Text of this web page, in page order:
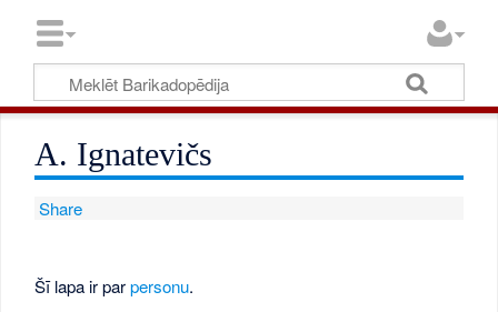
A. Ignatevičs
Share
Šī lapa ir parpersonu.